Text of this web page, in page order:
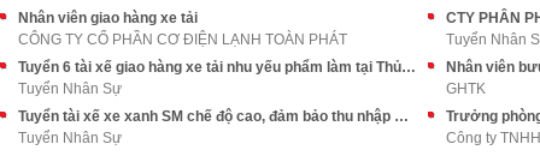
Nhân viên giao hàng xe tải
CÔNG TY CỔ PHẦN CƠ ĐIỆN LẠNH TOÀN PHÁT
Tuyển Nhân
Tuyển 6 tài xế giao hàng xe tải nhu yếu phẩm làm tại Thủ Đức
Tuyển Nhân Sự
Nhân viên
GHTK
Tuyển tài xế xe xanh SM chế độ cao, đảm bảo thu nhập ổn định
Tuyển Nhân Sự
Trưởng
Công ty